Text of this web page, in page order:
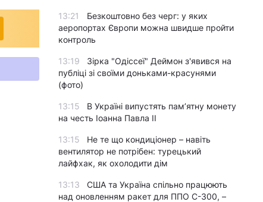
13:21
Безкоштовно без черг: у яких
аеропортах Європи можна швидше пройти
контроль
13:19
Зірка "Одіссеї" Деймон з'явився на
публіці зі своїми доньками-красунями
(фото)
13:15
В Україні випустять пам’ятну монету
на честь Іоанна Павла II
13:15
Не те що кондиціонер – навіть
вентилятор не потрібен: турецький
лайфхак, як охолодити дім
13:13
США та Україна спільно працюють
над оновленням ракет для ППО С-300, –